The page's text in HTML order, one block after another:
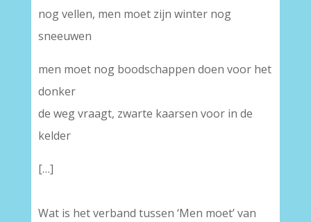
nog vellen, men moet zijn winter nog
sneeuwen
men moet nog boodschappen doen voor het
donker
de weg vraagt, zwarte kaarsen voor in de
kelder
[…]
Wat is het verband tussen ‘Men moet’ van